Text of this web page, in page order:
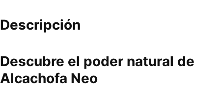
Descripción
Descubre el poder natural de
Alcachofa Neo